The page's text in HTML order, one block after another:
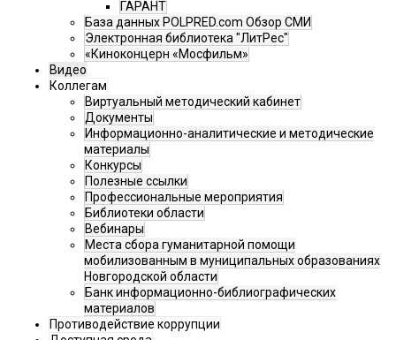
ГАРАНТ
База данных POLPRED.com Обзор СМИ
Электронная библиотека "ЛитРес"
«Киноконцерн «Мосфильм»
Видео
Коллегам
Виртуальный методический кабинет
Документы
Информационно-аналитические и методические
материалы
Конкурсы
Полезные ссылки
Профессиональные мероприятия
Библиотеки области
Вебинары
Места сбора гуманитарной помощи
мобилизованным в муниципальных образованиях
Новгородской области
Банк информационно-библиографических
материалов
Противодействие коррупции